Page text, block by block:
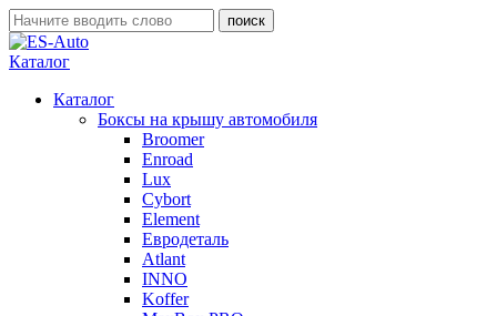
Каталог
Каталог
Боксы на крышу автомобиля
Broomer
Enroad
Lux
Cybort
Element
Евродеталь
Atlant
INNO
Koffer